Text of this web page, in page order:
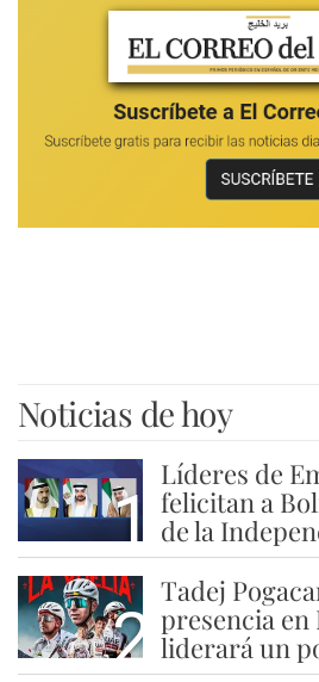
Noticias de hoy
1
Líderes de
felicitan a
de la
2
Tadej
presencia en
liderará un